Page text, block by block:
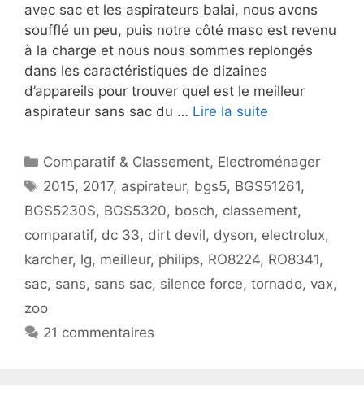
avec sac et les aspirateurs balai, nous avons
soufflé un peu, puis notre côté maso est revenu
à la charge et nous nous sommes replongés
dans les caractéristiques de dizaines
d’appareils pour trouver quel est le meilleur
aspirateur sans sac du … Lire la suite
Catégories
Comparatif & Classement, Electroménager
Étiquettes
2015, 2017, aspirateur, bgs5, BGS51261,
BGS5230S, BGS5320, bosch, classement,
comparatif, dc 33, dirt devil, dyson, electrolux,
karcher, lg, meilleur, philips, RO8224, RO8341,
sac, sans, sans sac, silence force, tornado, vax,
zoo
21 commentaires